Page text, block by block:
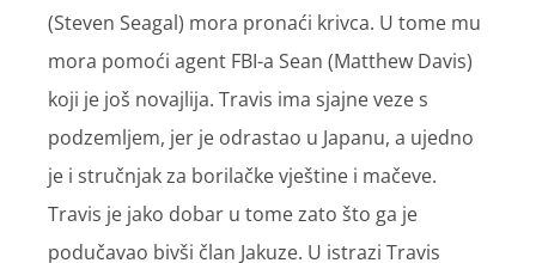
(Steven Seagal) mora pronaći krivca. U tome mu
mora pomoći agent FBI-a Sean (Matthew Davis)
koji je još novajlija. Travis ima sjajne veze s
podzemljem, jer je odrastao u Japanu, a ujedno
je i stručnjak za borilačke vještine i mačeve.
Travis je jako dobar u tome zato što ga je
podučavao bivši član Jakuze. U istrazi Travis